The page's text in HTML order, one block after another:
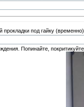
прокладки под гайку (временно)
Попинайте,